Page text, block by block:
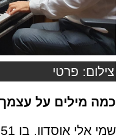
צילום: פרטי
כמה מילים על